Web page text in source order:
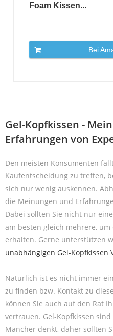
Foam Kissen...
Bei
Gel-Kopfkissen -
Erfahrungen von
Den meisten Konsumenten
Kaufentscheidung zu treffen,
sich nur wenig auskennen.
die Meinungen und
Dabei sollten Sie nicht nur
am besten gleich mehrere,
erhalten. Gerne unterstützen
unabhängigen Gel-Kopfkissen
Natürlich ist es nicht immer
zu finden bzw. Kontakt zu
können Sie auch auf den Rat
vertrauen. Gel-Kopfkissen
Mancher denkt, daher sollten